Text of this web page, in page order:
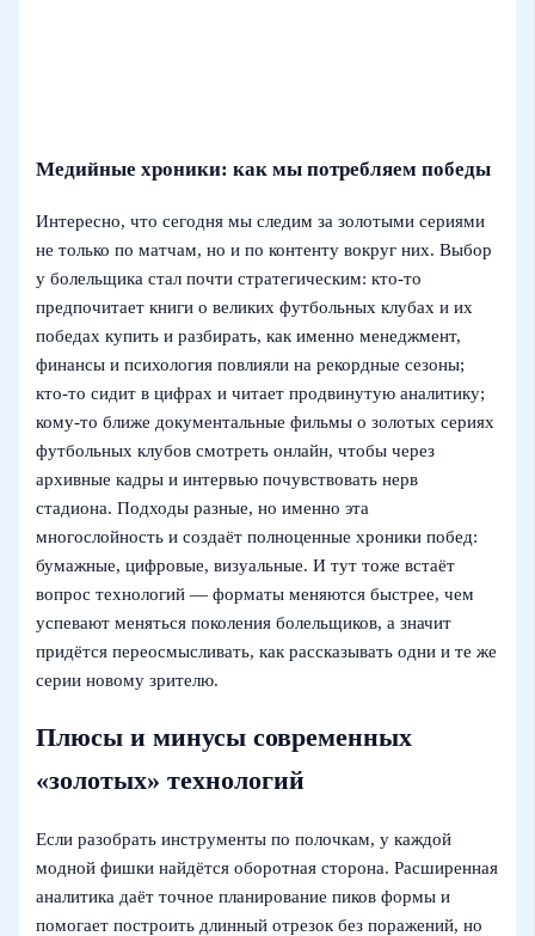
Медийные хроники: как мы потребляем победы
Интересно, что сегодня мы следим за золотыми сериями
не только по матчам, но и по контенту вокруг них. Выбор
у болельщика стал почти стратегическим: кто-то
предпочитает книги о великих футбольных клубах и их
победах купить и разбирать, как именно менеджмент,
финансы и психология повлияли на рекордные сезоны;
кто-то сидит в цифрах и читает продвинутую аналитику;
кому-то ближе документальные фильмы о золотых сериях
футбольных клубов смотреть онлайн, чтобы через
архивные кадры и интервью почувствовать нерв
стадиона. Подходы разные, но именно эта
многослойность и создаёт полноценные хроники побед:
бумажные, цифровые, визуальные. И тут тоже встаёт
вопрос технологий — форматы меняются быстрее, чем
успевают меняться поколения болельщиков, а значит
придётся переосмысливать, как рассказывать одни и те же
серии новому зрителю.
Плюсы и минусы современных
«золотых» технологий
Если разобрать инструменты по полочкам, у каждой
модной фишки найдётся оборотная сторона. Расширенная
аналитика даёт точное планирование пиков формы и
помогает построить длинный отрезок без поражений, но